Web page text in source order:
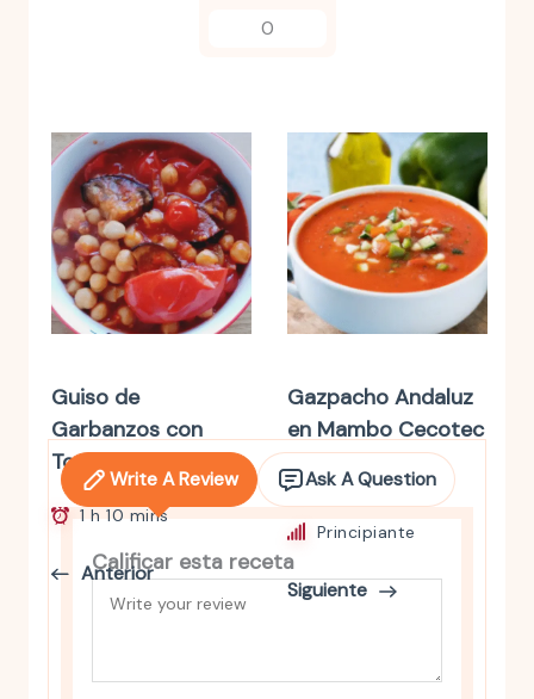
0
Guiso de
Garbanzos con
Tomate y Berenjena
1 h 10 mins
Anterior
Gazpacho Andaluz
en Mambo Cecotec
10 mins
Principiante
Siguiente
Write A Review Ask A Question
Calificar esta receta